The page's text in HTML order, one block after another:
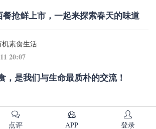
餐抢鲜上市，一起来探索春天的味道
机素食生活
20:07
，是我们与生命最质朴的交流！
点评 APP 登录